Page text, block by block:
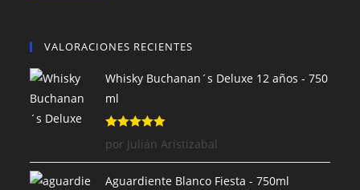
VALORACIONES RECIENTES
Whisky Buchanan´s Deluxe 12 años - 750
ml
Valorado con
por Julián Aristizabal
Aguardiente Blanco Fiesta - 750ml